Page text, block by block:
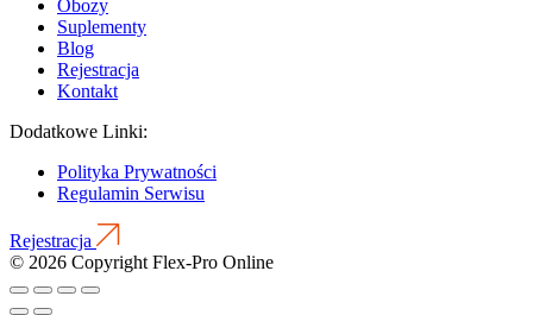
Obozy
Suplementy
Blog
Rejestracja
Kontakt
Dodatkowe Linki:
Polityka Prywatności
Regulamin Serwisu
Rejestracja
© 2026 Copyright Flex-Pro Online